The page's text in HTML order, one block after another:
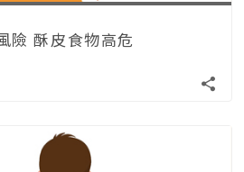
險 酥皮食物高危